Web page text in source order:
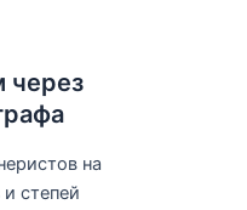
через
на
степей